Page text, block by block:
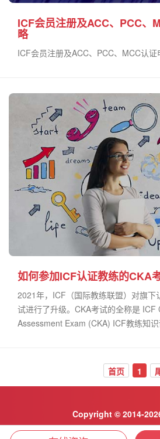
ICF会员注册及ACC、PCC、
略
ICF会员注册及ACC、PCC、MCC认证
如何参加ICF认证教练的CKA
2021年，ICF（国际教练联盟）对旗下
试进行了升级。CKA考试的全称是 ICF
Assessment Exam (CKA) ICF教练知
首页 1
Copyright © 2014-
京ICP备